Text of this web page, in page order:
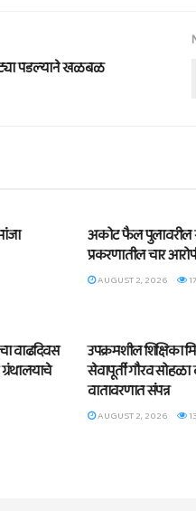
पडल्याने खळबळ
अकोट फैल पुलावरील
प्रकरणातील चार
AUGUST 2, 2026
वाढदिवस
उपक्रमशील शिक्षिका
सेवापूर्ती गौरव
वातावरणात संपन्न
AUGUST 2, 2026 13